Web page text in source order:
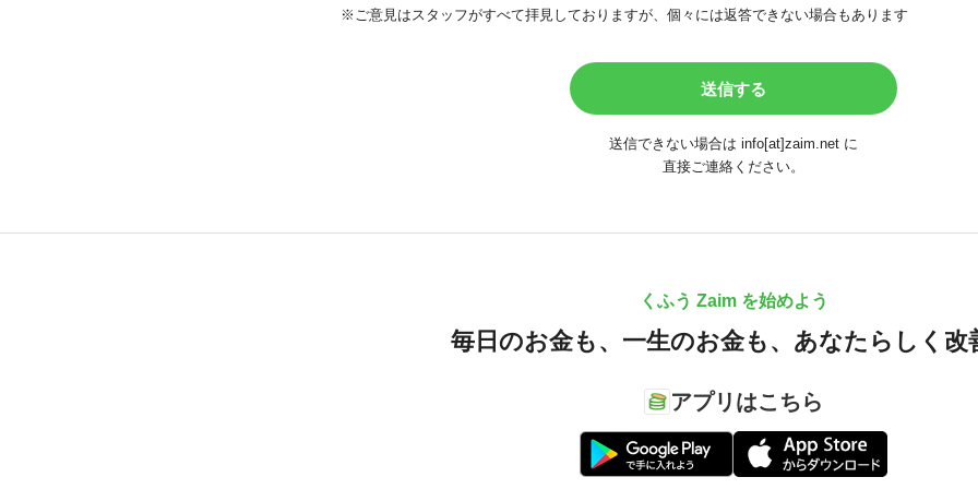
※ご意見はスタッフがすべて拝見しておりますが、個々には返答できない場合もあります
送信できない場合は info[at]zaim.net に
直接ご連絡ください。
くふう Zaim を始めよう
毎日のお金も、 一生のお金も、 あなたらしく改
アプリはこちら